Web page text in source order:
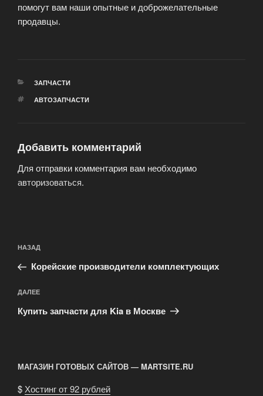
помогут вам наши опытные и доброжелательные
продавцы.
РУБРИКИ
ЗАПЧАСТИ
МЕТКИ
АВТОЗАПЧАСТИ
Добавить комментарий
Для отправки комментария вам необходимо
авторизоваться.
по
записям
Предыдущая
запись:
НАЗАД
Корейские производители комплектующих
Следующая
запись
ДАЛЕЕ
Купить запчасти для Kia в Москве
МАГАЗИН ГОТОВЫХ САЙТОВ — MARTSITE.RU
$Хостинг от 92 рублей